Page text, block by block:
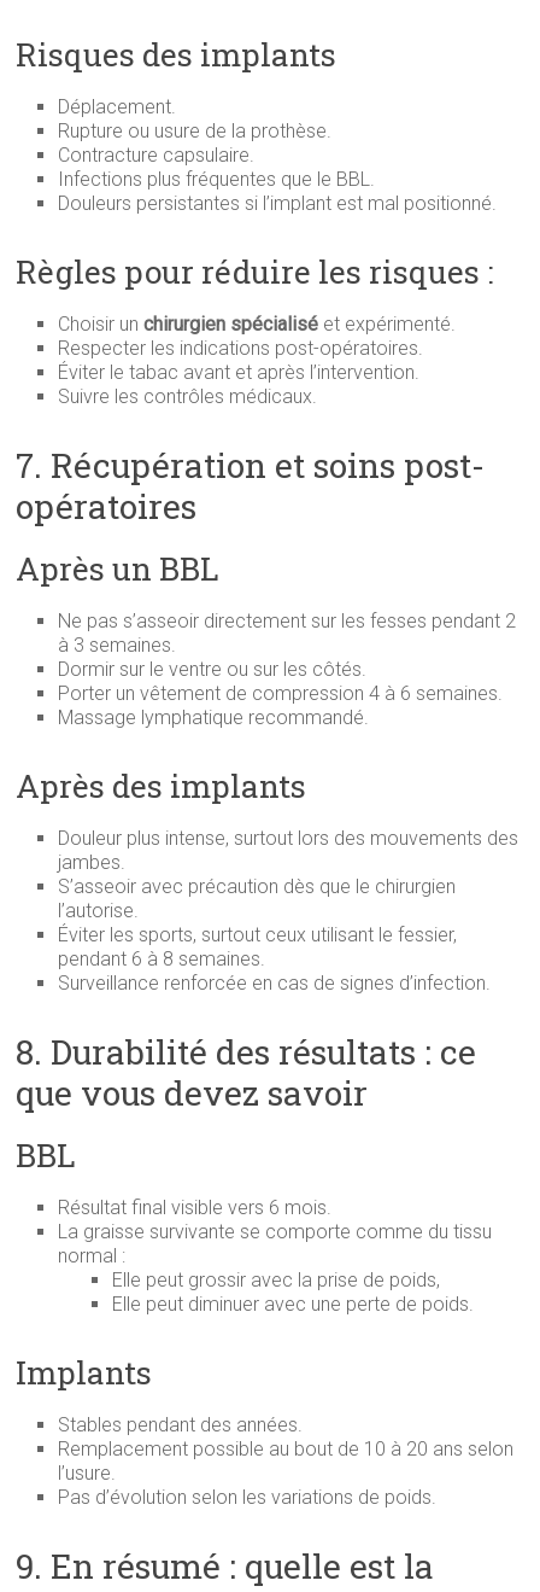
Risques des implants
Déplacement.
Rupture ou usure de la prothèse.
Contracture capsulaire.
Infections plus fréquentes que le BBL.
Douleurs persistantes si l’implant est mal positionné.
Règles pour réduire les risques :
Choisir unchirurgien spécialisé et expérimenté.
Respecter les indications post-opératoires.
Éviter le tabac avant et après l’intervention.
Suivre les contrôles médicaux.
7. Récupération et soins post-
opératoires
Après un BBL
Ne pas s’asseoir directement sur les fesses pendant 2
à 3 semaines.
Dormir sur le ventre ou sur les côtés.
Porter un vêtement de compression 4 à 6 semaines.
Massage lymphatique recommandé.
Après des implants
Douleur plus intense, surtout lors des mouvements des
jambes.
S’asseoir avec précaution dès que le chirurgien
l’autorise.
Éviter les sports, surtout ceux utilisant le fessier,
pendant 6 à 8 semaines.
Surveillance renforcée en cas de signes d’infection.
8. Durabilité des résultats : ce
que vous devez savoir
BBL
Résultat final visible vers 6 mois.
La graisse survivante se comporte comme du tissu
normal :
Elle peut grossir avec la prise de poids,
Elle peut diminuer avec une perte de poids.
Implants
Stables pendant des années.
Remplacement possible au bout de 10 à 20 ans selon
l’usure.
Pas d’évolution selon les variations de poids.
9. En résumé : quelle est la